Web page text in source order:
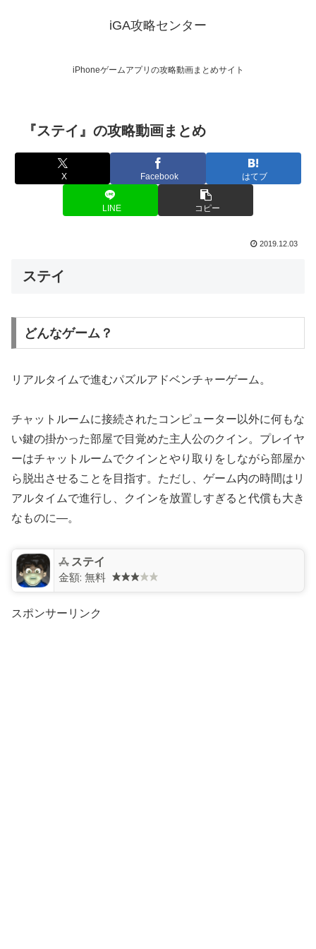
iGA攻略センター
iPhoneゲームアプリの攻略動画まとめサイト
『ステイ』の攻略動画まとめ
X Facebook はてブ
LINE コピー
2019.12.03
ステイ
どんなゲーム？
リアルタイムで進むパズルアドベンチャーゲーム。
チャットルームに接続されたコンピューター以外に何もな
い鍵の掛かった部屋で目覚めた主人公のクイン。プレイヤ
ーはチャットルームでクインとやり取りをしながら部屋か
ら脱出させることを目指す。ただし、ゲーム内の時間はリ
アルタイムで進行し、クインを放置しすぎると代償も大き
なものに―。
ステイ
金額: 無料
スポンサーリンク